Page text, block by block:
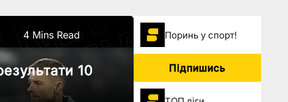
4 Mins Read
10
Поринь у спорт!
Підпишись